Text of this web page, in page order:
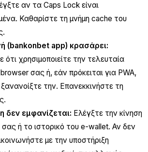
αν τα Caps Lock είναι
Καθαρίστε τη μνήμη cache του
(bankonbet app) κρασάρει:
ότι χρησιμοποιείτε την τελευταία
σας ή, εάν πρόκειται για PWA,
ξανανοίξτε την. Επανεκκινήστε τη
δεν εμφανίζεται: Ελέγξτε την κίνηση
ή το ιστορικό του e-wallet. Αν δεν
με την υποστήριξη